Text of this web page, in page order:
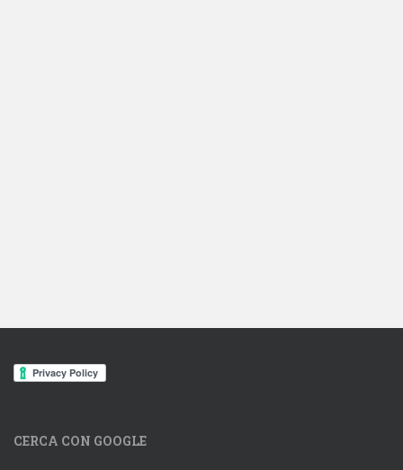
CERCA CON GOOGLE